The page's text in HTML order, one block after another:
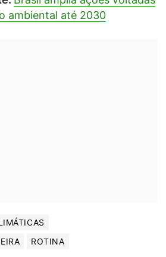
ambiental até 2030
ROTINA